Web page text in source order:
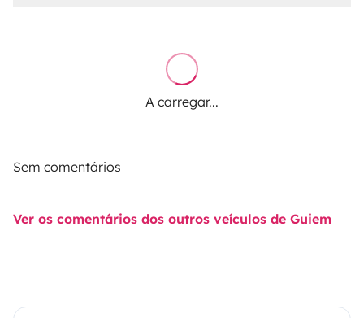
A carregar...
Sem comentários
Ver os comentários dos outros veículos de Guiem